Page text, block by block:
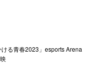
る青春2023」esports Arena